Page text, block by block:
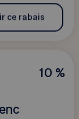
ce rabais
10 %